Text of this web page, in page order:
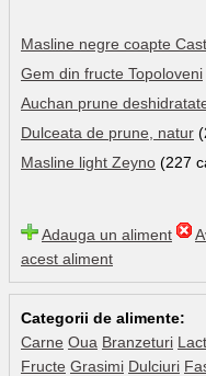
Masline negre coapte
Gem din fructe Topoloveni
Auchan prune
Dulceata de prune, natur
Masline light Zeyno (227
Adauga un aliment
acest aliment
Categorii de alimente:
Carne Oua Branzeturi
Fructe Grasimi Dulciuri